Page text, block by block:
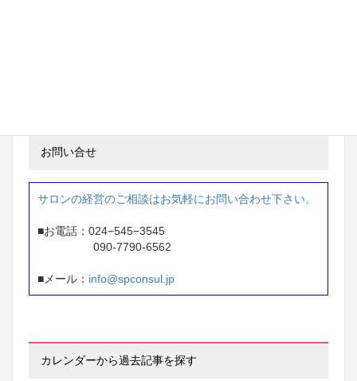
お問い合せ
サロンの経営のご相談はお気軽にお問い合わせ下さい。
■お電話：024−545−3545
090-7790-6562
■メール： info@spconsul.jp
カレンダーから過去記事を探す